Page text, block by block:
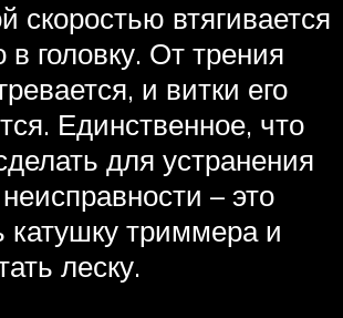
скоростью втягивается
в головку. От трения
и витки его
Единственное, что
для устранения
– это
катушку триммера и
леску.